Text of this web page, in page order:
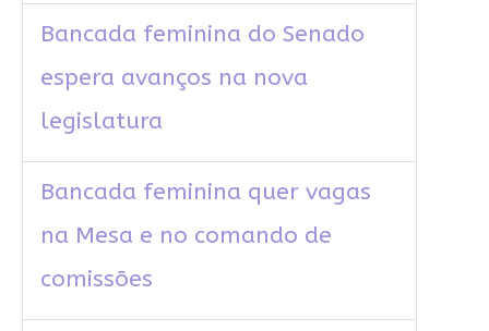
Bancada feminina do Senado
espera avanços na nova
legislatura
Bancada feminina quer vagas
na Mesa e no comando de
comissões